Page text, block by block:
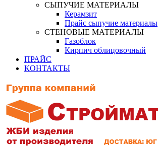
СЫПУЧИЕ МАТЕРИАЛЫ
Керамзит
Прайс сыпучие материалы
СТЕНОВЫЕ МАТЕРИАЛЫ
Газоблок
Кирпич облицовочный
ПРАЙС
КОНТАКТЫ